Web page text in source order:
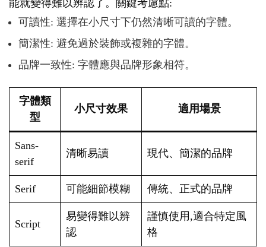
能就變得難以辨認了。關鍵考慮點:
可讀性: 選擇在小尺寸下仍然清晰可讀的字體。
簡潔性: 避免過於裝飾或複雜的字體。
品牌一致性: 字體應與品牌形象相符。
字體類
型
小尺寸效果 適用場景
Sans-
serif
清晰易讀 現代、簡潔的品牌
Serif 可能細節模糊 傳統、正式的品牌
Script
易變得難以辨
認
謹慎使用,適合特定風
格